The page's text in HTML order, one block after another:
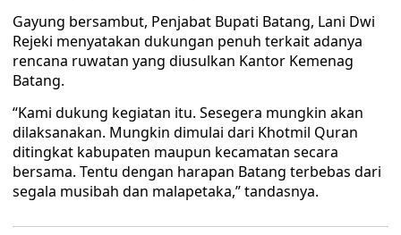
Gayung bersambut, Penjabat Bupati Batang, Lani Dwi
Rejeki menyatakan dukungan penuh terkait adanya
rencana ruwatan yang diusulkan Kantor Kemenag
Batang.
“Kami dukung kegiatan itu. Sesegera mungkin akan
dilaksanakan. Mungkin dimulai dari Khotmil Quran
ditingkat kabupaten maupun kecamatan secara
bersama. Tentu dengan harapan Batang terbebas dari
segala musibah dan malapetaka,” tandasnya.